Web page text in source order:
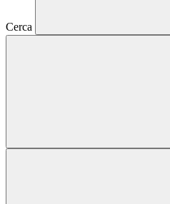
Cerca